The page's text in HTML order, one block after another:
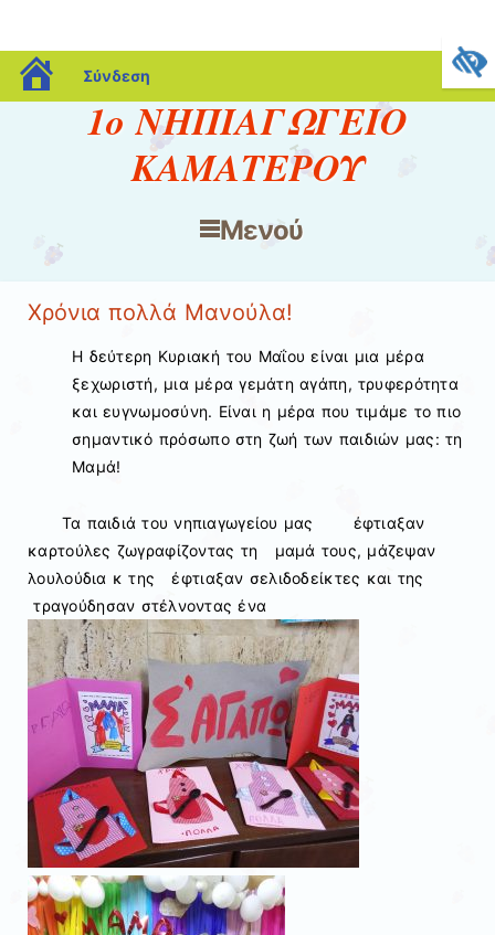
blogs.sch.gr
Σύνδεση
1ο ΝΗΠΙΑΓΩΓΕΙΟ
ΚΑΜΑΤΕΡΟΥ
Μενού
Μετάβαση στο περιεχόμενο
Χρόνια πολλά Μανούλα!
Η δεύτερη Κυριακή του Μαΐου είναι μια μέρα
ξεχωριστή, μια μέρα γεμάτη αγάπη, τρυφερότητα
και ευγνωμοσύνη. Είναι η μέρα που τιμάμε το πιο
σημαντικό πρόσωπο στη ζωή των παιδιών μας: τη
Μαμά!
Τα παιδιά του νηπιαγωγείου μας έφτιαξαν
καρτούλες ζωγραφίζοντας τη μαμά τους, μάζεψαν
λουλούδια κ της έφτιαξαν σελιδοδείκτες και της
τραγούδησαν στέλνοντας ένα